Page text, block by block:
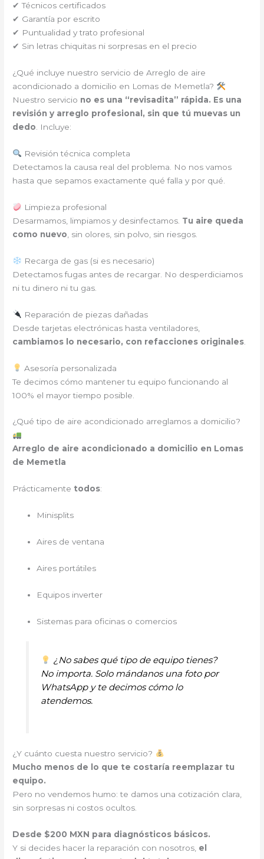
✔ Técnicos certificados
✔ Garantía por escrito
✔ Puntualidad y trato profesional
✔ Sin letras chiquitas ni sorpresas en el precio
¿Qué incluye nuestro servicio de Arreglo de aire
acondicionado a domicilio en Lomas de Memetla?
Nuestro servicio no es una “revisadita” rápida. Es una
revisión y arreglo profesional, sin que tú muevas un
dedo . Incluye:
Revisión técnica completa
Detectamos la causa real del problema. No nos vamos
hasta que sepamos exactamente qué falla y por qué.
Limpieza profesional
Desarmamos, limpiamos y desinfectamos. Tu aire queda
como nuevo , sin olores, sin polvo, sin riesgos.
Recarga de gas (si es necesario)
Detectamos fugas antes de recargar. No desperdiciamos
ni tu dinero ni tu gas.
Reparación de piezas dañadas
Desde tarjetas electrónicas hasta ventiladores,
cambiamos lo necesario, con refacciones originales
Asesoría personalizada
Te decimos cómo mantener tu equipo funcionando al
100% el mayor tiempo posible.
¿Qué tipo de aire acondicionado arreglamos a domicilio?
Arreglo de aire acondicionado a domicilio en Lomas
de Memetla
Prácticamente todos:
Minisplits
Aires de ventana
Aires portátiles
Equipos inverter
Sistemas para oficinas o comercios
¿No sabes qué tipo de equipo tienes?
No importa. Solo mándanos una foto por
WhatsApp y te decimos cómo lo
atendemos.
¿Y cuánto cuesta nuestro servicio?
Mucho menos de lo que te costaría reemplazar tu
equipo.
Pero no vendemos humo: te damos una cotización clara,
sin sorpresas ni costos ocultos.
Desde $200 MXN para diagnósticos básicos.
Y si decides hacer la reparación con nosotros, el